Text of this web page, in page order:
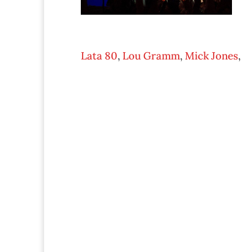
Lata 80, Lou Gramm,Mick Jones,